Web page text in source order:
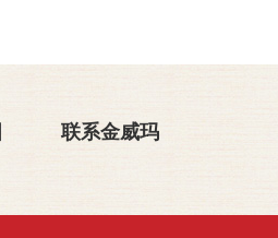
联系金威玛